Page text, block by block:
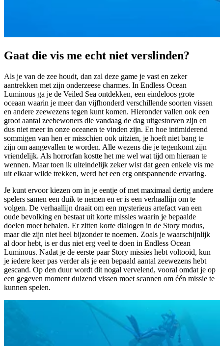
Gaat die vis me echt niet verslinden?
Als je van de zee houdt, dan zal deze game je vast en zeker
aantrekken met zijn onderzeese charmes. In Endless Ocean
Luminous ga je de Veiled Sea ontdekken, een eindeloos grote
oceaan waarin je meer dan vijfhonderd verschillende soorten vissen
en andere zeewezens tegen kunt komen. Hieronder vallen ook een
groot aantal zeebewoners die vandaag de dag uitgestorven zijn en
dus niet meer in onze oceanen te vinden zijn. En hoe intimiderend
sommigen van hen er misschien ook uitzien, je hoeft niet bang te
zijn om aangevallen te worden. Alle wezens die je tegenkomt zijn
vriendelijk. Als horrorfan kostte het me wel wat tijd om hieraan te
wennen. Maar toen ik uiteindelijk zeker wist dat geen enkele vis me
uit elkaar wilde trekken, werd het een erg ontspannende ervaring.
Je kunt ervoor kiezen om in je eentje of met maximaal dertig andere
spelers samen een duik te nemen en er is een verhaallijn om te
volgen. De verhaallijn draait om een mysterieus artefact van een
oude bevolking en bestaat uit korte missies waarin je bepaalde
doelen moet behalen. Er zitten korte dialogen in de Story modus,
maar die zijn niet heel bijzonder te noemen. Zoals je waarschijnlijk
al door hebt, is er dus niet erg veel te doen in Endless Ocean
Luminous. Nadat je de eerste paar Story missies hebt voltooid, kun
je iedere keer pas verder als je een bepaald aantal zeewezens hebt
gescand. Op den duur wordt dit nogal vervelend, vooral omdat je op
een gegeven moment duizend vissen moet scannen om één missie te
kunnen spelen.